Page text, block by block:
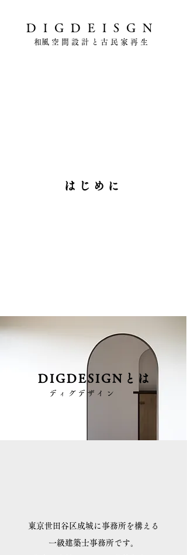
DIGDEISGN
​和風空間設計と古民家再生
はじめに
DIGDESIGNとは
ディグデザイン
東京世田谷区成城に事務所を構える
​一級建築士事務所です。